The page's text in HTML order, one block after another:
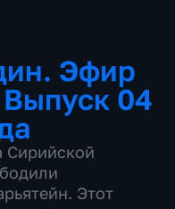
Эфир
Выпуск 04
Сирийской
Этот